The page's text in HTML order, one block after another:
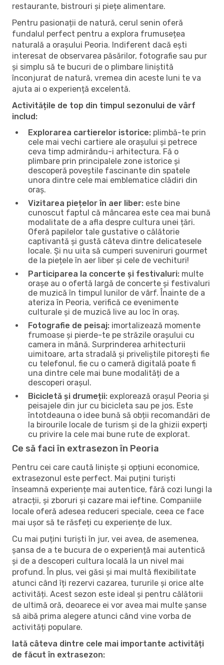
restaurante, bistrouri și piețe alimentare.
Pentru pasionații de natură, cerul senin oferă
fundalul perfect pentru a explora frumusețea
naturală a orașului Peoria. Indiferent dacă ești
interesat de observarea păsărilor, fotografie sau pur
și simplu să te bucuri de o plimbare liniștită
înconjurat de natură, vremea din aceste luni te va
ajuta ai o experiență excelentă.
Activitățile de top din timpul sezonului de vârf
includ:
Explorarea cartierelor istorice: plimbă-te prin
cele mai vechi cartiere ale orașului și petrece
ceva timp admirându-i arhitectura. Fă o
plimbare prin principalele zone istorice și
descoperă poveștile fascinante din spatele
unora dintre cele mai emblematice clădiri din
oraș.
Vizitarea piețelor în aer liber: este bine
cunoscut faptul că mâncarea este cea mai bună
modalitate de a afla despre cultura unei țări.
Oferă papilelor tale gustative o călătorie
captivantă și gustă câteva dintre delicatesele
locale. Și nu uita să cumperi suveniruri gourmet
de la piețele în aer liber și cele de vechituri!
Participarea la concerte și festivaluri: multe
orașe au o ofertă largă de concerte și festivaluri
de muzică în timpul lunilor de vârf. Înainte de a
ateriza în Peoria, verifică ce evenimente
culturale și de muzică live au loc în oraș.
Fotografie de peisaj: imortalizează momente
frumoase și pierde-te pe străzile orașului cu
camera in mână. Surprinderea arhitecturii
uimitoare, arta stradală și priveliștile pitorești fie
cu telefonul, fie cu o cameră digitală poate fi
una dintre cele mai bune modalități de a
descoperi orașul.
Bicicletă și drumeții: explorează orașul Peoria și
peisajele din jur cu bicicleta sau pe jos. Este
întotdeauna o idee bună să obții recomandări de
la birourile locale de turism și de la ghizii experți
cu privire la cele mai bune rute de explorat.
Ce să faci în extrasezon în Peoria
Pentru cei care caută liniște și opțiuni economice,
extrasezonul este perfect. Mai puțini turiști
înseamnă experiențe mai autentice, fără cozi lungi la
atracții, și zboruri și cazare mai ieftine. Companiile
locale oferă adesea reduceri speciale, ceea ce face
mai ușor să te răsfeți cu experiențe de lux.
Cu mai puțini turiști în jur, vei avea, de asemenea,
șansa de a te bucura de o experiență mai autentică
și de a descoperi cultura locală la un nivel mai
profund. În plus, vei găsi și mai multă flexibilitate
atunci când îți rezervi cazarea, tururile și orice alte
activități. Acest sezon este ideal și pentru călătorii
de ultimă oră, deoarece ei vor avea mai multe șanse
să aibă prima alegere atunci când vine vorba de
activități populare.
Iată câteva dintre cele mai importante activități
de făcut în extrasezon: